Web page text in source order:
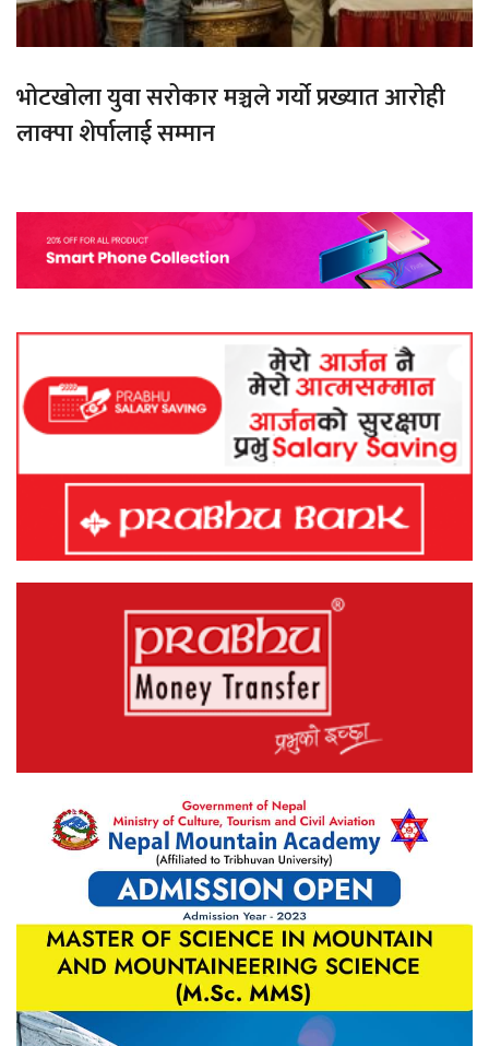
भोटखोला युवा सरोकार मञ्चले गर्यो प्रख्यात आरोही
लाक्पा शेर्पालाई सम्मान